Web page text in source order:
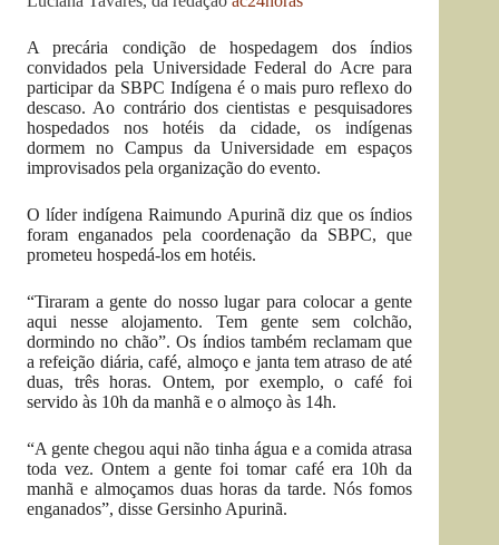
A precária condição de hospedagem dos índios
convidados pela Universidade Federal do Acre para
participar da SBPC Indígena é o mais puro reflexo do
descaso. Ao contrário dos cientistas e pesquisadores
hospedados nos hotéis da cidade, os indígenas
dormem no Campus da Universidade em espaços
improvisados pela organização do evento.
O líder indígena Raimundo Apurinã diz que os índios
foram enganados pela coordenação da SBPC, que
prometeu hospedá-los em hotéis.
“Tiraram a gente do nosso lugar para colocar a gente
aqui nesse alojamento. Tem gente sem colchão,
dormindo no chão”. Os índios também reclamam que
a refeição diária, café, almoço e janta tem atraso de até
duas, três horas. Ontem, por exemplo, o café foi
servido às 10h da manhã e o almoço às 14h.
“A gente chegou aqui não tinha água e a comida atrasa
toda vez. Ontem a gente foi tomar café era 10h da
manhã e almoçamos duas horas da tarde. Nós fomos
enganados”, disse Gersinho Apurinã.